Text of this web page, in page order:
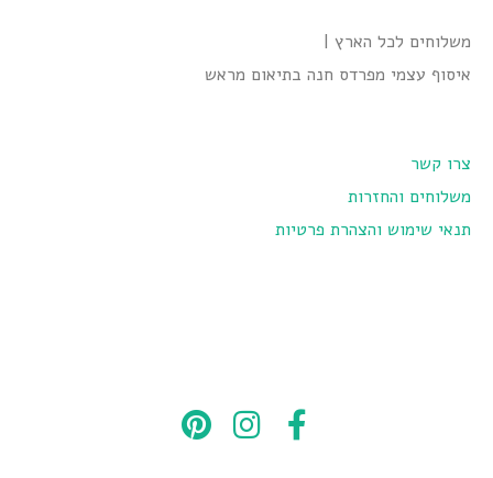
משלוחים לכל הארץ |
איסוף עצמי מפרדס חנה בתיאום מראש
צרו קשר
משלוחים והחזרות
תנאי שימוש והצהרת פרטיות